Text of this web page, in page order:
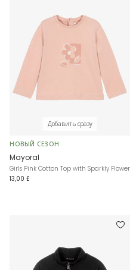
Добавить сразу
НОВЫЙ СЕЗОН
Mayoral
Girls Pink Cotton Top with Sparkly Flower
13,00 £